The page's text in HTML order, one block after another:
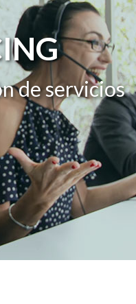
de servicios